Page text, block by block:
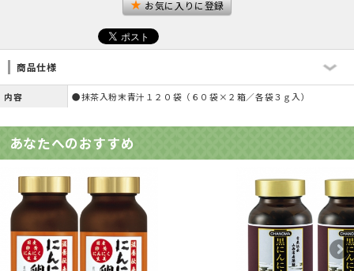
お気に入りに登録
商品仕様
内容 ●抹茶入粉末青汁１２０袋（６０袋×２箱／各袋３ｇ入）
あなたへのおすすめ